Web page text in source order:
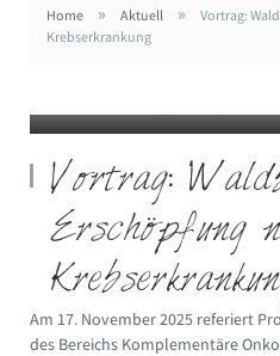
Home » Aktuell »
Vortrag:
Krebserkrankung
Vortrag:
Erschöpfung
Am 17. November 2025 referiert
des Bereichs Komplementäre